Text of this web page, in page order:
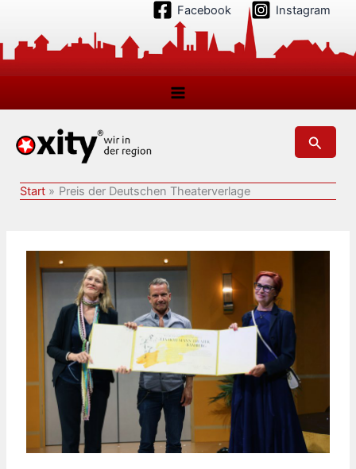
springen
Facebook Instagram
Suchen
Start Preis der Deutschen Theaterverlage